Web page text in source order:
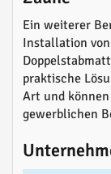
Ein weiterer
Installation
praktische
Art und
gewerblichen